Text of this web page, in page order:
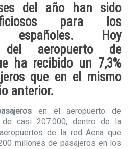
del añohan sido
para los
españoles. Hoy
del aeropuerto de
ha recibido un 7,3%
que en el mismo
anterior.
en el aeropuerto de
de casi 207.000, dentro de la
de la red Aena que
millones de pasajeros en los